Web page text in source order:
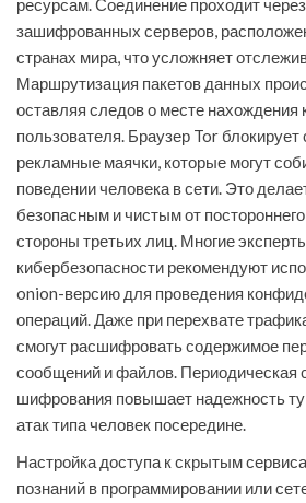
ресурсам. Соединение проходит
зашифрованных серверов,
странах мира, что усложняет
Маршрутизация пакетов данных
оставляя следов о месте нахождения
пользователя. Браузер Tor блокирует
рекламные маячки, которые могут
поведении человека в сети. Это
безопасным и чистым от
стороны третьих лиц. Многие
кибербезопасности рекомендуют
onion-версию для проведения
операций. Даже при перехвате
смогут расшифровать содержимое
сообщений и файлов. Периодическая
шифрования повышает надежность
атак типа человек посередине.
Настройка доступа к скрытым
познаний в программировании или